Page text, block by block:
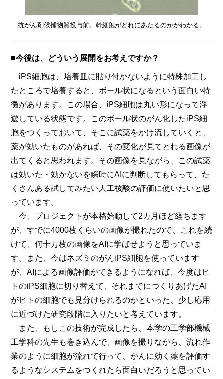
抗がん剤候補物質投与前。幹細胞がどれにあたるのかがわかる。
■今後は、どういう展開をお考えですか？
iPS細胞は、培養皿に貼り付かないように特殊加工し
たところで培養すると、ボール状になるという面白い特
徴があります。この場合、iPS細胞は丸い形になって浮
遊している状態です。このボール状のがん化したiPS細
胞をつくっておいて、そこに試薬をかけ流していくと、
薬が効いたものがあれば、その変化が見てとれる画像が
出てくると思われます。その画像を見ながら、この試薬
は効いた・効かないを瞬時にAIに判断してもらって、た
くさんある試してみたい人工核酸の評価に使いたいと思
っています。
今、プロジェクトが本格始動して2カ月ほど経ちます
が、すでに4000枚くらいの画像が撮れたので、これを続
けて、何十万枚の画像をAIに学ばせようと思っていま
す。また、今はネズミのがんiPS細胞を使っています
が、AIによる画像評価ができるようになれば、今度はヒ
トのiPS細胞に切り替えて、それまでにつくりあげたAI
がヒトの細胞でも見分けられるのかといった、少し応用
に近づけた研究段階に入りたいと考えています。
また、もしこの技術が完成したら、本学の工学部機械
工学科の先生も巻き込んで、画像を撮りながら、流れ作
業のように細胞が流れて行って、がんに効く薬を評価す
るようなシステムをつくれたら面白いだろうと思ってい